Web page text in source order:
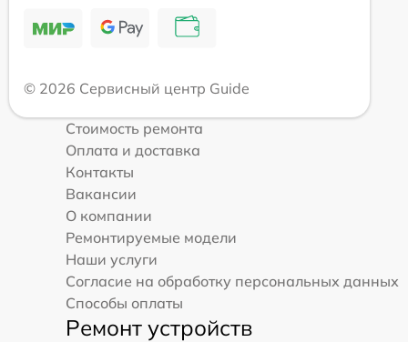
© 2026 Сервисный центр Guide
Стоимость ремонта
Оплата и доставка
Контакты
Вакансии
О компании
Ремонтируемые модели
Наши услуги
Согласие на обработку персональных данных
Способы оплаты
Ремонт устройств